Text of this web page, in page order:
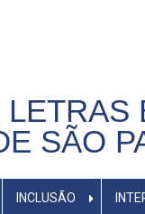
SÃO
INCLUSÃO